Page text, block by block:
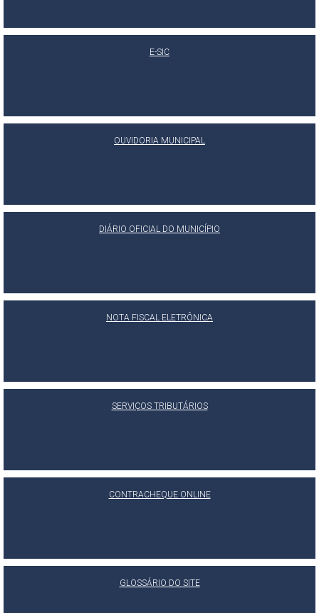
E-SIC
OUVIDORIA MUNICIPAL
DIÁRIO OFICIAL DO MUNICÍPIO
NOTA FISCAL ELETRÔNICA
SERVIÇOS TRIBUTÁRIOS
CONTRACHEQUE ONLINE
GLOSSÁRIO DO SITE